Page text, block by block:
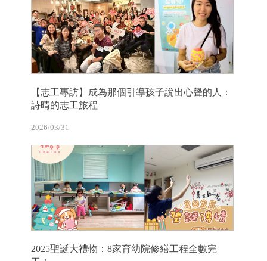
【志工專訪】成為那個引導孩子說出心聲的人：
詩晴的志工旅程
2026/03/31
2025聖誕大禮物：8家育幼院修繕工程全數完